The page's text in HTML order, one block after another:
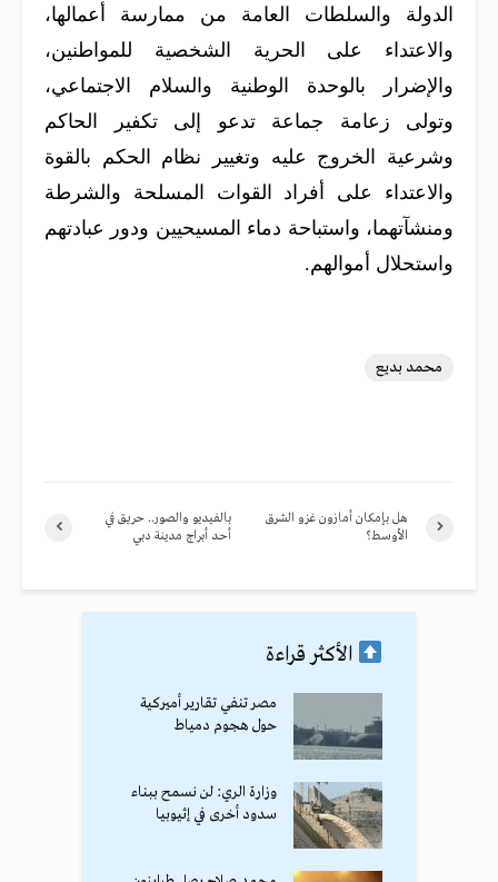
الدولة والسلطات العامة من ممارسة أعمالها،
والاعتداء على الحرية الشخصية للمواطنين،
والإضرار بالوحدة الوطنية والسلام الاجتماعي،
وتولى زعامة جماعة تدعو إلى تكفير الحاكم
وشرعية الخروج عليه وتغيير نظام الحكم بالقوة
والاعتداء على أفراد القوات المسلحة والشرطة
ومنشآتهما، واستباحة دماء المسيحيين ودور عبادتهم
واستحلال أموالهم.
محمد بديع
بالفيديو والصور.. حريق في
أحد أبراج مدينة دبي
هل بإمكان أمازون غزو الشرق
الأوسط؟
الأكثر قراءة
مصر تنفي تقارير أميركية
حول هجوم دمياط
وزارة الري: لن نسمح ببناء
سدود أخرى في إثيوبيا